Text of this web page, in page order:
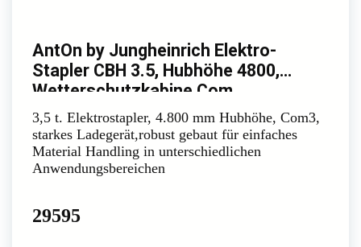
AntOn by Jungheinrich Elektro-
Stapler CBH 3.5, Hubhöhe 4800,
Wetterschutzkabine Com
3,5 t. Elektrostapler, 4.800 mm Hubhöhe, Com3,
starkes Ladegerät,robust gebaut für einfaches
Material Handling in unterschiedlichen
Anwendungsbereichen
29595